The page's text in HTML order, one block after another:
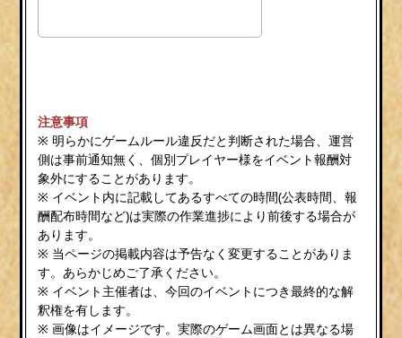
注意事項
※ 明らかにゲームルール違反だと判断された場合、運営
側は事前通知無く、個別プレイヤー様をイベント報酬対
象外にすることがあります。
※ イベント内に記載してあるすべての時間(公表時間、報
酬配布時間など)は実際の作業進捗により前後する場合が
あります。
※ 当ページの掲載内容は予告なく変更することがありま
す。あらかじめご了承ください。
※ イベント主催者は、今回のイベントにつき最終的な解
釈権を有します。
※ 画像はイメージです。実際のゲーム画面とは異なる場